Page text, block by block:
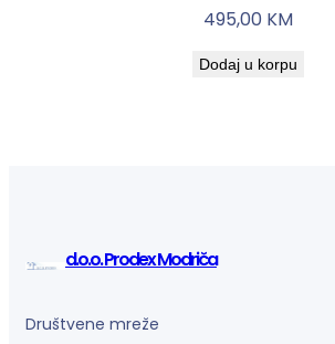
495,00 KM
Dodaj u korpu
d.o.o. Prodex Modriča
Društvene mreže